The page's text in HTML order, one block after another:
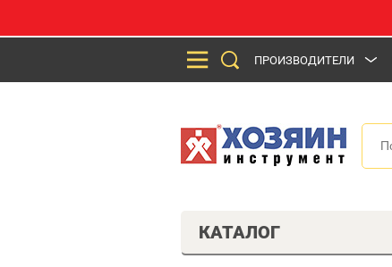
ПРОИЗВОДИТЕЛИ
КАТАЛОГ